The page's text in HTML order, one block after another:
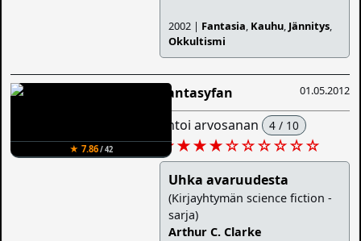
2002 | Fantasia, Kauhu, Jännitys,
Okkultismi
★ 7.86/ 42
01.05.2012
Fantasyfan
antoi arvosanan 4 / 10
★★★★☆☆☆☆☆☆
Uhka avaruudesta
(Kirjayhtymän science fiction -
sarja)
Arthur C. Clarke